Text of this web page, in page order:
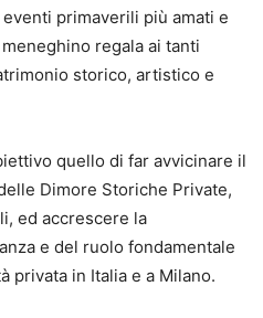
primaverili più amati e
regala ai tanti
storico, artistico e
quello di far avvicinare il
Dimore Storiche Private,
ed accrescere la
e del ruolo fondamentale
privata in Italia e a Milano.